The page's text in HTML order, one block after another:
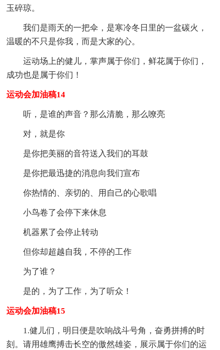
玉碎琼。
我们是雨天的一把伞，是寒冷冬日里的一盆碳火，
温暖的不只是你我，而是大家的心。
运动场上的健儿，掌声属于你们，鲜花属于你们，
成功也是属于你们！
运动会加油稿14
听，是谁的声音？那么清脆，那么嘹亮
对，就是你
是你把美丽的音符送入我们的耳鼓
是你把最迅捷的消息向我们宣布
你热情的、亲切的、用自己的心歌唱
小鸟卷了会停下来休息
机器累了会停止转动
但你却超越自我，不停的工作
为了谁？
是的，为了工作，为了听众！
运动会加油稿15
1.健儿们，明日便是吹响战斗号角，奋勇拼搏的时
刻。请用雄鹰搏击长空的傲然雄姿，展示属于你们的运